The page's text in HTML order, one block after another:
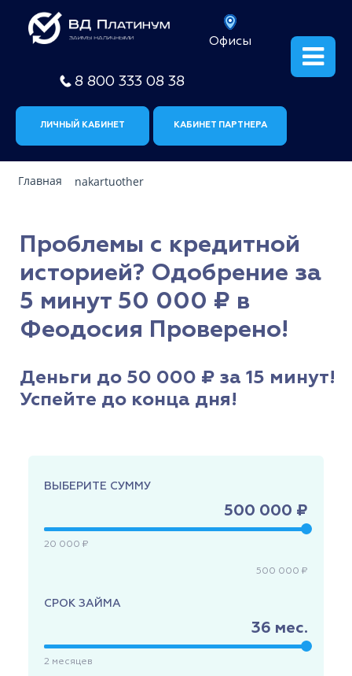
Офисы
8 800 333 08 38
ЛИЧНЫЙ КАБИНЕТ КАБИНЕТ ПАРТНЕРА
Главная nakartuother
Проблемы с кредитной
историей? Одобрение за
5 минут 50 000 ₽ в
Феодосия Проверено!
Деньги до 50 000 ₽ за 15 минут!
Успейте до конца дня!
ВЫБЕРИТЕ СУММУ
500 000 ₽
20 000 ₽
500 000 ₽
СРОК ЗАЙМА
36 мес.
2 месяцев